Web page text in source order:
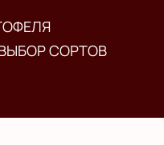
СОРТОВ